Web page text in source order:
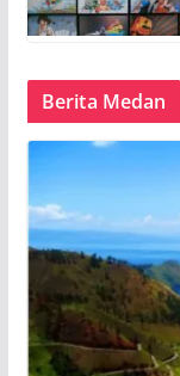
Berita Medan